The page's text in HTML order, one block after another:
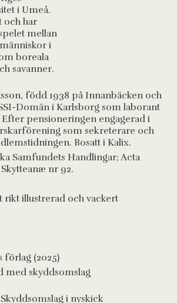
i Umeå.
och har
mellan
i
boreala
savanner.
född 1938 på Innanbäcken och
Domän i Karlsborg som laborant
pensioneringen engagerad i
som sekreterare och
Bosatt i Kalix.
Samfundets Handlingar; Acta
nr 92.
rikt illustrerad och vackert
förlag (2025)
med skyddsomslag
Skyddsomslag i nyskick